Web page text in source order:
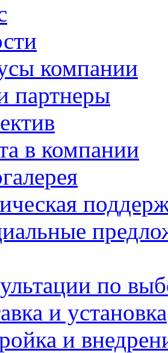
компании
партнеры
в компании
по
и установка
и